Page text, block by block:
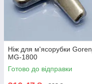
Ніж для м'ясорубки
MG-1800
Готово до відправки